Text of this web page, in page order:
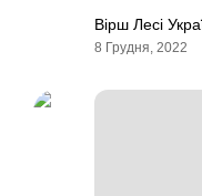
Вірш Лесі
8 Грудня, 2022